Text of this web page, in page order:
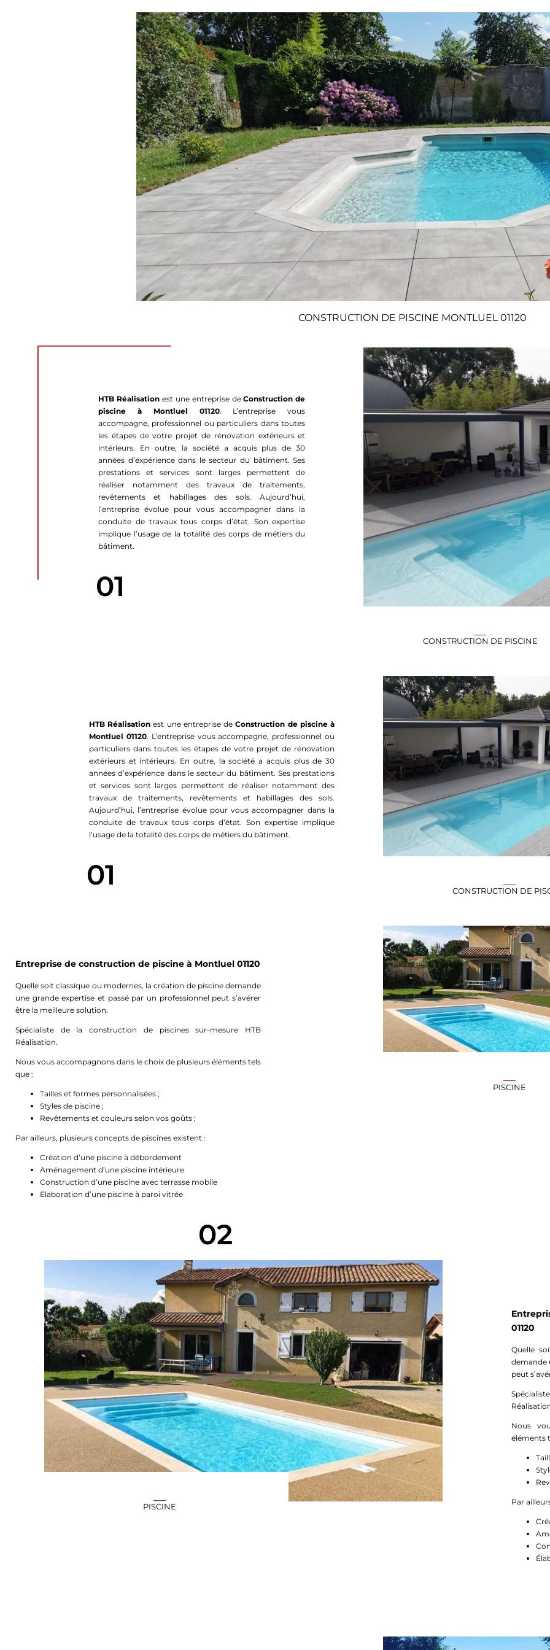
CONSTRUCTION DE PISCINE MONTLUEL 01120
HTB Réalisationest une entreprise deConstruction de
piscine à Montluel 01120. L’entreprise vous
accompagne, professionnel ou particuliers dans toutes
les étapes de votre projet de rénovation extérieurs et
intérieurs. En outre, la société a acquis plus de 30
années d’expérience dans le secteur du bâtiment. Ses
prestations et services sont larges permettent de
réaliser notamment des travaux de traitements,
revêtements et habillages des sols. Aujourd’hui,
l’entreprise évolue pour vous accompagner dans la
conduite de travaux tous corps d’état. Son expertise
implique l’usage de la totalité des corps de métiers du
bâtiment.
01
CONSTRUCTION DE PISCINE
HTB Réalisation est une entreprise deConstruction de piscine à
Montluel 01120. L’entreprise vous accompagne, professionnel ou
particuliers dans toutes les étapes de votre projet de rénovation
extérieurs et intérieurs. En outre, la société a acquis plus de 30
années d’expérience dans le secteur du bâtiment. Ses prestations
et services sont larges permettent de réaliser notamment des
travaux de traitements, revêtements et habillages des sols.
Aujourd’hui, l’entreprise évolue pour vous accompagner dans la
conduite de travaux tous corps d’état. Son expertise implique
l’usage de la totalité des corps de métiers du bâtiment.
01 CONSTRUCTION DE
Entreprise de construction de piscine à Montluel 01120
Quelle soit classique ou modernes, la création de piscine demande
une grande expertise et passé par un professionnel peut s’avérer
être la meilleure solution.
Spécialiste de la construction de piscines sur-mesure HTB
Réalisation.
Nous vous accompagnons dans le choix de plusieurs éléments tels
que :
Tailles et formes personnalisées ;
Styles de piscine ;
Revêtements et couleurs selon vos goûts ;
Par ailleurs, plusieurs concepts de piscines existent :
Création d’une piscine à débordement
Aménagement d’une piscine intérieure
Construction d’une piscine avec terrasse mobile
Elaboration d’une piscine à paroi vitrée
02
PISCINE
PISCINE
01120
Quelle
demande
peut
Nous
éléments
Par